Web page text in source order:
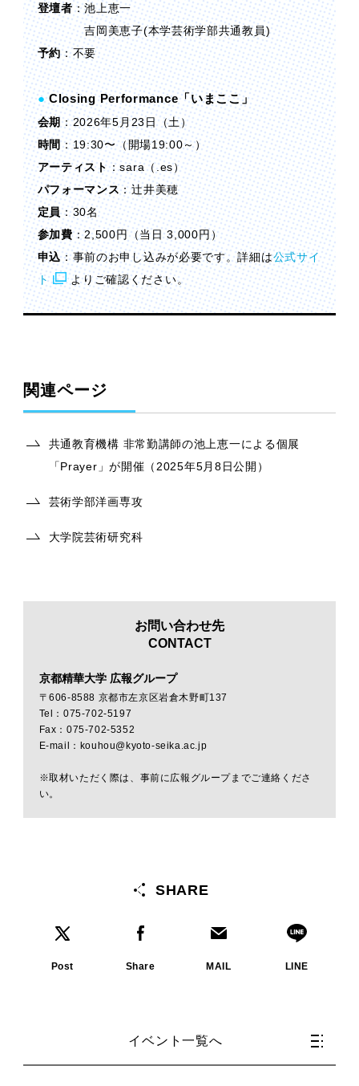
登壇者：池上恵一
吉岡美恵子(本学芸術学部共通教員)
予約：不要
●Closing Performance「いまここ」
会期：2026年5月23日（土）
時間：19:30〜（開場19:00～）
アーティスト：sara（.es）
パフォーマンス：辻井美穂
定員：30名
参加費：2,500円（当日 3,000円）
申込：事前のお申し込みが必要です。詳細は公式サイ
ト
よりご確認ください。
関連ページ
共通教育機構 非常勤講師の池上恵一による個展
「Prayer」が開催（2025年5月8日公開）
芸術学部洋画専攻
大学院芸術研究科
お問い合わせ先
CONTACT
京都精華大学 広報グループ
〒606-8588 京都市左京区岩倉木野町137
Tel：075-702-5197
Fax：075-702-5352
E-mail：kouhou@kyoto-seika.ac.jp
※取材いただく際は、事前に広報グループまでご連絡くださ
い。
SHARE
Post Share MAIL LINE
イベント一覧へ